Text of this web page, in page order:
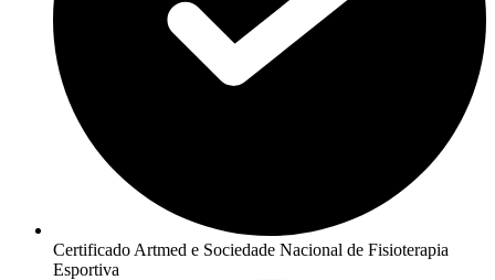
Certificado Artmed e Sociedade Nacional de Fisioterapia
Esportiva